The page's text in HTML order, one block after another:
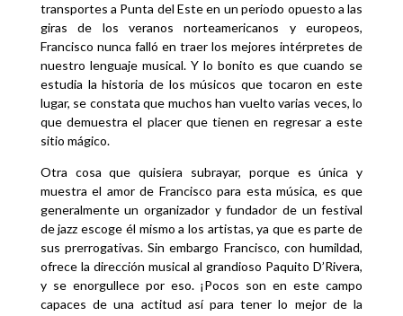
transportes a Punta del Este en un periodo opuesto a las
giras de los veranos norteamericanos y europeos,
Francisco nunca falló en traer los mejores intérpretes de
nuestro lenguaje musical. Y lo bonito es que cuando se
estudia la historia de los músicos que tocaron en este
lugar, se constata que muchos han vuelto varias veces, lo
que demuestra el placer que tienen en regresar a este
sitio mágico.
Otra cosa que quisiera subrayar, porque es única y
muestra el amor de Francisco para esta música, es que
generalmente un organizador y fundador de un festival
de jazz escoge él mismo a los artistas, ya que es parte de
sus prerrogativas. Sin embargo Francisco, con humildad,
ofrece la dirección musical al grandioso Paquito D’Rivera,
y se enorgullece por eso. ¡Pocos son en este campo
capaces de una actitud así para tener lo mejor de la